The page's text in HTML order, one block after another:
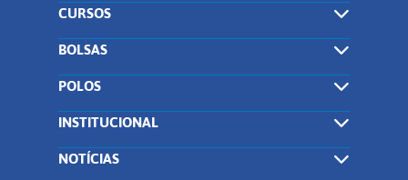
CURSOS
BOLSAS
POLOS
INSTITUCIONAL
NOTÍCIAS